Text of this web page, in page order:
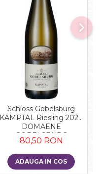
Schloss Gobelsburg
KAMPTAL Riesling 2024
DOMAENE
GOBELSBURG
80,50 RON
ADAUGA IN COS